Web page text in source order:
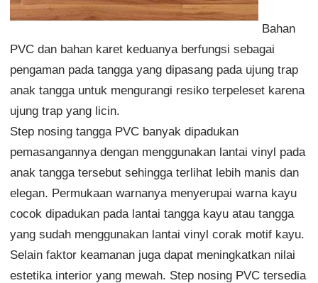
Bahan
PVC dan bahan karet keduanya berfungsi sebagai
pengaman pada tangga yang dipasang pada ujung trap
anak tangga untuk mengurangi resiko terpeleset karena
ujung trap yang licin.
Step nosing tangga PVC banyak dipadukan
pemasangannya dengan menggunakan lantai vinyl pada
anak tangga tersebut sehingga terlihat lebih manis dan
elegan. Permukaan warnanya menyerupai warna kayu
cocok dipadukan pada lantai tangga kayu atau tangga
yang sudah menggunakan lantai vinyl corak motif kayu.
Selain faktor keamanan juga dapat meningkatkan nilai
estetika interior yang mewah. Step nosing PVC tersedia